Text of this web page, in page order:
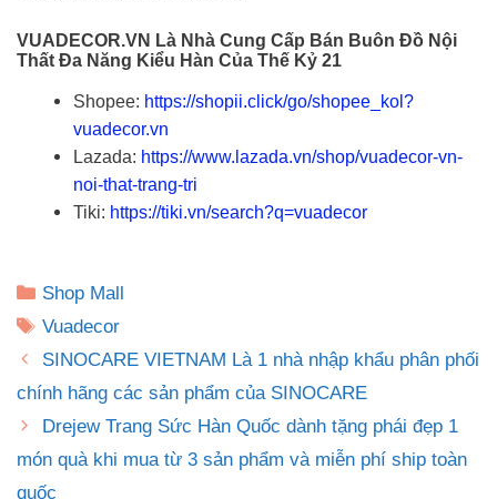
VUADECOR.VN Là Nhà Cung Cấp Bán Buôn Đồ Nội
Thất Đa Năng Kiểu Hàn Của Thế Kỷ 21
Shopee: https://shopii.click/go/shopee_kol?
vuadecor.vn
Lazada: https://www.lazada.vn/shop/vuadecor-vn-
noi-that-trang-tri
Tiki: https://tiki.vn/search?q=vuadecor
Danh
mục
Shop Mall
Thẻ
Vuadecor
SINOCARE VIETNAM Là 1 nhà nhập khẩu phân phối
chính hãng các sản phẩm của SINOCARE
Drejew Trang Sức Hàn Quốc dành tặng phái đẹp 1
món quà khi mua từ 3 sản phẩm và miễn phí ship toàn
quốc